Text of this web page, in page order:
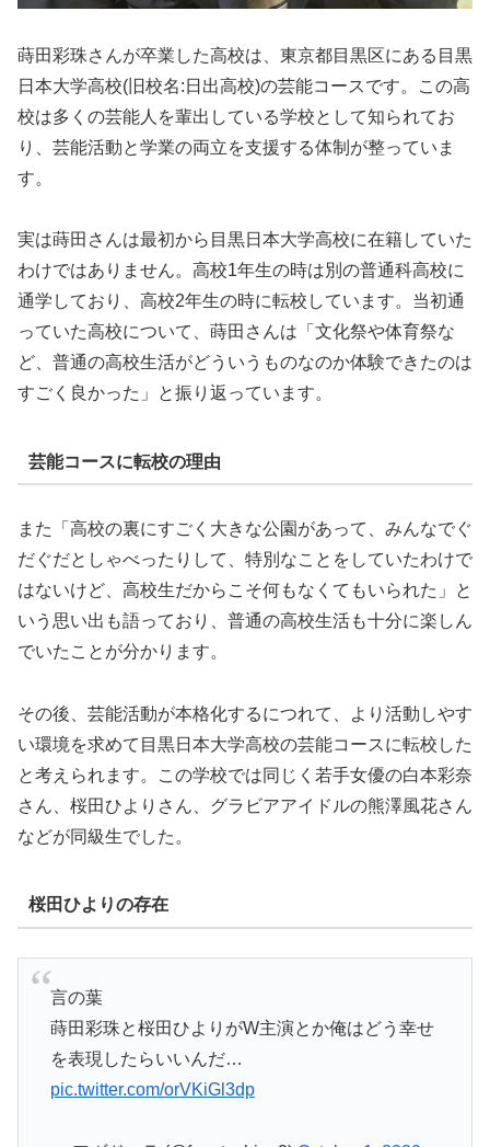
蒔田彩珠さんが卒業した高校は、東京都目黒区にある目黒
日本大学高校(旧校名:日出高校)の芸能コースです。この高
校は多くの芸能人を輩出している学校として知られてお
り、芸能活動と学業の両立を支援する体制が整っていま
す。
実は蒔田さんは最初から目黒日本大学高校に在籍していた
わけではありません。高校1年生の時は別の普通科高校に
通学しており、高校2年生の時に転校しています。当初通
っていた高校について、蒔田さんは「文化祭や体育祭な
ど、普通の高校生活がどういうものなのか体験できたのは
すごく良かった」と振り返っています。
芸能コースに転校の理由
また「高校の裏にすごく大きな公園があって、みんなでぐ
だぐだとしゃべったりして、特別なことをしていたわけで
はないけど、高校生だからこそ何もなくてもいられた」と
いう思い出も語っており、普通の高校生活も十分に楽しん
でいたことが分かります。
その後、芸能活動が本格化するにつれて、より活動しやす
い環境を求めて目黒日本大学高校の芸能コースに転校した
と考えられます。この学校では同じく若手女優の白本彩奈
さん、桜田ひよりさん、グラビアアイドルの熊澤風花さん
などが同級生でした。
桜田ひよりの存在
言の葉
蒔田彩珠と桜田ひよりがW主演とか俺はどう幸せ
を表現したらいいんだ…
pic.twitter.com/orVKiGl3dp